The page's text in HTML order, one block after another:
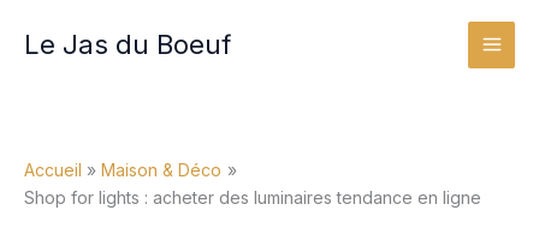
Le Jas du Boeuf
Accueil
Maison & Déco
Shop for lights : acheter des luminaires tendance en ligne